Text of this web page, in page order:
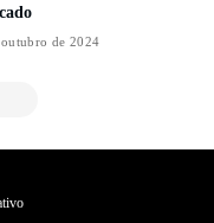
de 2024